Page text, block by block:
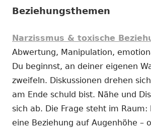
Beziehungsthemen
Narzissmus & toxische
Abwertung, Manipulation,
Du beginnst, an deiner eigenen
zweifeln. Diskussionen drehen
am Ende schuld bist. Nähe und
sich ab. Die Frage steht im Raum:
eine Beziehung auf Augenhöhe –